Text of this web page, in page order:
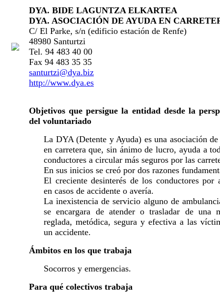
DYA. BIDE LAGUNTZA ELKARTEA
DYA. ASOCIACIÓN DE AYUDA EN
C/ El Parke, s/n (edificio estación de Renfe)
48980 Santurtzi
Tel. 94 483 40 00
Fax 94 483 35 35
santurtzi@dya.biz
http://www.dya.es
Objetivos que persigue la entidad desde la
del voluntariado
La DYA (Detente y Ayuda) es una asociación de
en carretera que, sin ánimo de lucro, ayuda a
conductores a circular más seguros por las
En sus inicios se creó por dos razones
El creciente desinterés de los conductores por
en casos de accidente o avería.
La inexistencia de servicio alguno de
se encargara de atender o trasladar de una
reglada, metódica, segura y efectiva a las
un accidente.
Ámbitos en los que trabaja
Socorros y emergencias.
Para qué colectivos trabaja